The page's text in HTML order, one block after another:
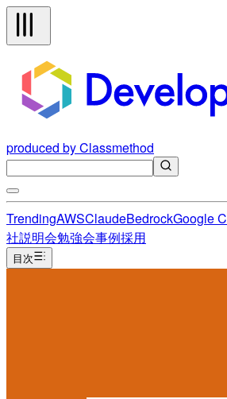
produced by Classmethod
TrendingAWSClaudeBedrockGoogle
社説明会勉強会事例採用
目次